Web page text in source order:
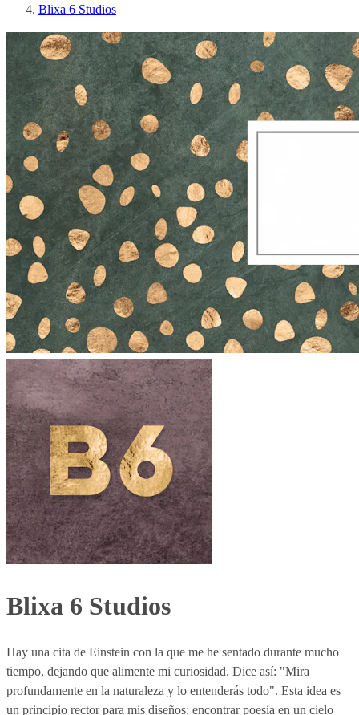
Blixa 6 Studios
Blixa 6 Studios
Hay una cita de Einstein con la que me he sentado durante mucho
tiempo, dejando que alimente mi curiosidad. Dice así: "Mira
profundamente en la naturaleza y lo entenderás todo". Esta idea es
un principio rector para mis diseños: encontrar poesía en un cielo